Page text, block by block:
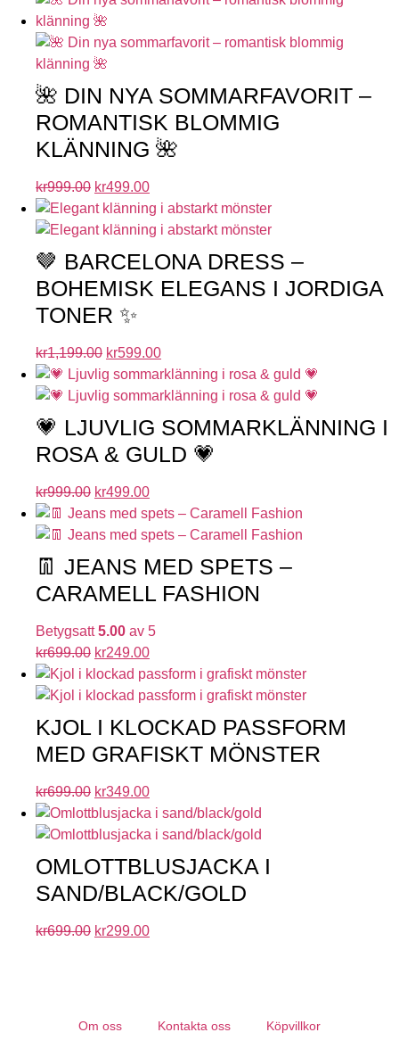
🌺 DIN NYA SOMMARFAVORIT –
ROMANTISK BLOMMIG
KLÄNNING 🌺
kr999.00 kr499.00
🤎 BARCELONA DRESS –
BOHEMISK ELEGANS I JORDIGA
TONER ✨
kr1,199.00 kr599.00
💗 LJUVLIG SOMMARKLÄNNING I
ROSA & GULD 💗
kr999.00 kr499.00
👖 JEANS MED SPETS –
CARAMELL FASHION
Betygsatt5.00 av 5
kr699.00 kr249.00
KJOL I KLOCKAD PASSFORM
MED GRAFISKT MÖNSTER
kr699.00 kr349.00
OMLOTTBLUSJACKA I
SAND/BLACK/GOLD
kr699.00 kr299.00
Om oss Kontakta oss Köpvillkor